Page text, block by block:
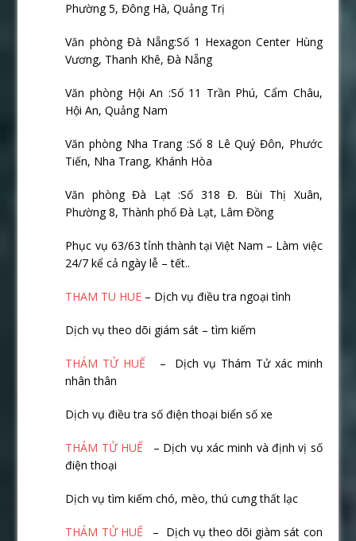
Phường 5, Đông Hà, Quảng Trị
Văn phòng Đà Nẵng:Số 1 Hexagon Center Hùng
Vương, Thanh Khê, Đà Nẵng
Văn phòng Hội An :Số 11 Trần Phú, Cẩm Châu,
Hội An, Quảng Nam
Văn phòng Nha Trang :Số 8 Lê Quý Đôn, Phước
Tiến, Nha Trang, Khánh Hòa
Văn phòng Đà Lạt :Số 318 Đ. Bùi Thị Xuân,
Phường 8, Thành phố Đà Lạt, Lâm Đồng
Phục vụ 63/63 tỉnh thành tại Việt Nam – Làm việc
24/7 kể cả ngày lễ – tết..
THAM TU HUE – Dịch vụ điều tra ngoại tình
Dịch vụ theo dõi giám sát – tìm kiếm
THÁM TỬ HUẾ – Dịch vụ Thám Tử xác minh
nhân thân
Dịch vụ điều tra số điện thoại biển số xe
THÁM TỬ HUẾ – Dịch vụ xác minh và định vị số
điện thoại
Dịch vụ tìm kiếm chó, mèo, thú cưng thất lạc
THÁM TỬ HUẾ – Dịch vụ theo dõi giàm sát con